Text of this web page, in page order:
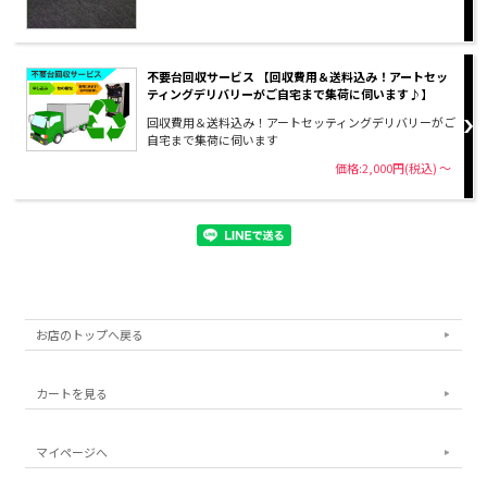
不要台回収サービス 【回収費用＆送料込み！アートセッ
ティングデリバリーがご自宅まで集荷に伺います♪】
回収費用＆送料込み！アートセッティングデリバリーがご
自宅まで集荷に伺います
価格:2,000円(税込)～
お店のトップへ戻る
カートを見る
マイページへ